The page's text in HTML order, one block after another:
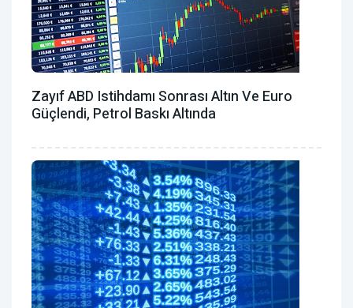
Zayıf ABD Istihdamı Sonrası Altın Ve Euro
Güçlendi, Petrol Baskı Altında